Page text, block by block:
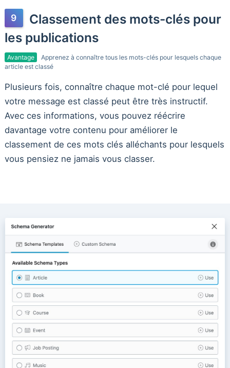
Classement des mots-clés pour
les publications
Avantage
Apprenez à connaître tous les mots-clés pour lesquels chaque
article est classé
Plusieurs fois, connaître chaque mot-clé pour lequel
votre message est classé peut être très instructif.
Avec ces informations, vous pouvez réécrire
davantage votre contenu pour améliorer le
classement de ces mots clés alléchants pour lesquels
vous pensiez ne jamais vous classer.